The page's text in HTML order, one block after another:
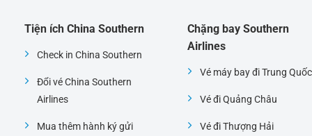
Tiện ích China Southern
Check in China Southern
Đổi vé China Southern
Airlines
Mua thêm hành ký gửi
Chặng bay Southern
Airlines
Vé máy bay đi Trung Quốc
Vé đi Quảng Châu
Vé đi Thượng Hải